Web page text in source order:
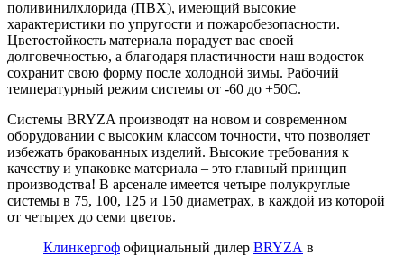
поливинилхлорида (ПВХ), имеющий высокие
характеристики по упругости и пожаробезопасности.
Цветостойкость материала порадует вас своей
долговечностью, а благодаря пластичности наш водосток
сохранит свою форму после холодной зимы. Рабочий
температурный режим системы от -60 до +50С.
Системы BRYZA производят на новом и современном
оборудовании с высоким классом точности, что позволяет
избежать бракованных изделий. Высокие требования к
качеству и упаковке материала – это главный принцип
производства! В арсенале имеется четыре полукруглые
системы в 75, 100, 125 и 150 диаметрах, в каждой из которой
от четырех до семи цветов.
Клинкергоф официальный дилер BRYZA в